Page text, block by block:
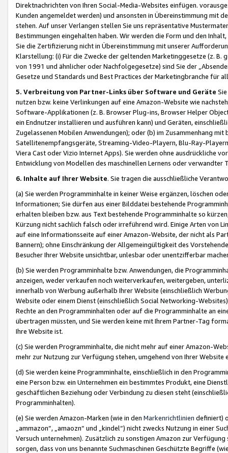
Direktnachrichten von Ihren Social-Media-Websites einfügen.
Kunden angemeldet werden) und ansonsten in Übereinstimmung mit
stehen. Auf unser Verlangen stellen Sie uns repräsentative
Bestimmungen eingehalten haben. Wir werden die Form und den
Sie die Zertifizierung nicht in Übereinstimmung mit unserer
Klarstellung: (i) Für die Zwecke der geltenden Marketinggesetze (z. B.
von 1991 und ähnlicher oder Nachfolgegesetze) sind Sie der
Gesetze und Standards und Best Practices der Marketingbranche für
5. Verbreitung von Partner-Links über Software und Geräte
nutzen bzw. keine Verlinkungen auf eine Amazon-Website wie
Software-Applikationen (z. B. Browser Plug-ins, Browser Helper
ein Endnutzer installieren und ausführen kann) und Geräten,
Zugelassenen Mobilen Anwendungen); oder (b) im Zusammenhang
Satellitenempfangsgeräte, Streaming-Video-Playern, Blu-Ray-
Viera Cast oder Vizio Internet Apps). Sie werden ohne ausdrückliche
Entwicklung von Modellen des maschinellen Lernens oder
6. Inhalte auf Ihrer Website. Sie tragen die ausschließliche
(a) Sie werden Programminhalte in keiner Weise ergänzen, löschen
Informationen; Sie dürfen aus einer Bilddatei bestehende
erhalten bleiben bzw. aus Text bestehende Programminhalte so
Kürzung nicht sachlich falsch oder irreführend wird. Einige Arten von
auf eine Informationsseite auf einer Amazon-Website, der nicht als
Bannern); ohne Einschränkung der Allgemeingültigkeit des
Besucher Ihrer Website unsichtbar, unlesbar oder unentzifferbar
(b) Sie werden Programminhalte bzw. Anwendungen, die
anzeigen, weder verkaufen noch weiterverkaufen, weitergeben,
innerhalb von Werbung außerhalb Ihrer Website (einschließlich
Website oder einem Dienst (einschließlich Social Networking-
Rechte an den Programminhalten oder auf die Programminhalte an
übertragen müssten, und Sie werden keine mit Ihrem Partner-Tag
Ihre Website ist.
(c) Sie werden Programminhalte, die nicht mehr auf einer Amazon-
mehr zur Nutzung zur Verfügung stehen, umgehend von Ihrer
(d) Sie werden keine Programminhalte, einschließlich in den
eine Person bzw. ein Unternehmen ein bestimmtes Produkt, eine
geschäftlichen Beziehung oder Verbindung zu diesen steht
Programminhalten).
(e) Sie werden Amazon-Marken (wie in den Markenrichtlinien definiert)
„ammazon“, „amaozn“ und „kindel“) nicht zwecks Nutzung in einer
Versuch unternehmen). Zusätzlich zu sonstigen Amazon zur
sorgen, dass von uns benannte Suchmaschinen Geschützte Begriffe